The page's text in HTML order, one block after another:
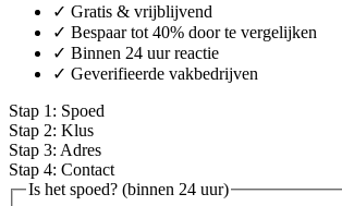
✓ Gratis & vrijblijvend
✓ Bespaar tot 40% door te vergelijken
✓ Binnen 24 uur reactie
✓ Geverifieerde vakbedrijven
Stap 1 : Spoed
Stap 2: Klus
Stap 3: Adres
Stap 4: Contact
Is het spoed? (binnen 24 uur)